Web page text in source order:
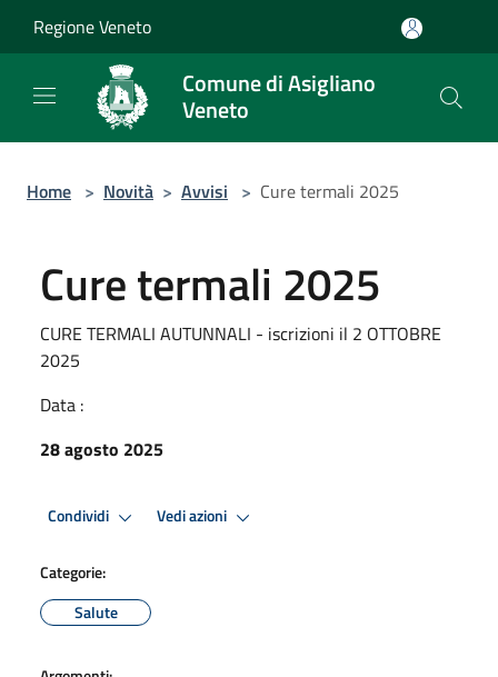
Regione Veneto
Comune di Asigliano
Veneto
Home > Novità > Avvisi > Cure termali 2025
Cure termali 2025
CURE TERMALI AUTUNNALI - iscrizioni il 2 OTTOBRE
2025
Data :
28 agosto 2025
Condividi Vedi azioni
Categorie:
Salute